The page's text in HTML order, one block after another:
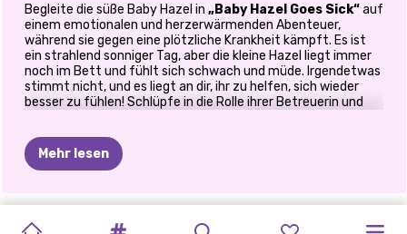
Begleite die süße Baby Hazel in „Baby Hazel Goes Sick“auf
einem emotionalen und herzerwärmenden Abenteuer,
während sie gegen eine plötzliche Krankheit kämpft. Es ist
ein strahlend sonniger Tag, aber die kleine Hazel liegt immer
noch im Bett und fühlt sich schwach und müde. Irgendetwas
stimmt nicht, und es liegt an dir, ihr zu helfen, sich wieder
besser zu fühlen! Schlüpfe in die Rolle ihrer Betreuerin und
in die Klinik und überschütte sie mit Fürsorge und Liebe,
während sie untersucht und behandelt wird. Deine Mission?
Mehr lesen
LECKERE
MIRUNAS MIRUNAS
PRINZESSINNEN MIRUNAS DORAHS